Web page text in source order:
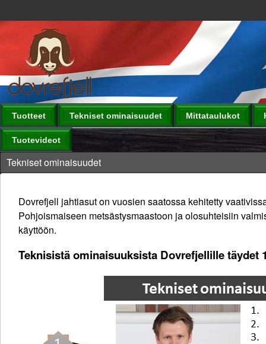
Tuotteet Tekniset ominaisuudet Mittataulukot
Tuotevideot
Tekniset ominaisuudet
Dovrefjell jahtiasut on vuosien saatossa kehitetty
Pohjoismaiseen metsästysmaastoon ja olosuhteisiin
käyttöön.
Teknisistä ominaisuuksista Dovrefjellille täydet